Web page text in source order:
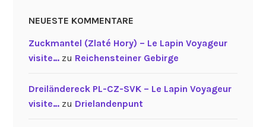
NEUESTE KOMMENTARE
Zuckmantel (Zlaté Hory) – Le Lapin Voyageur
visite…zu Reichensteiner Gebirge
Dreiländereck PL-CZ-SVK – Le Lapin Voyageur
visite…zu Drielandenpunt